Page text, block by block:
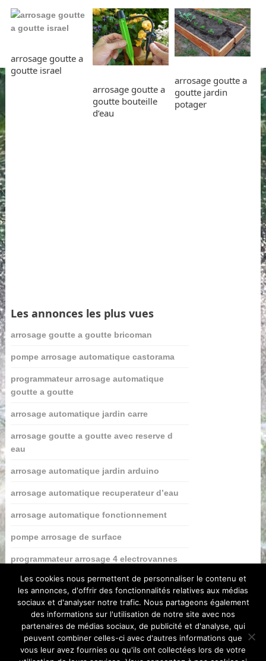
arrosage goutte a
goutte israel
arrosage goutte a
goutte bouteille
d’eau
arrosage goutte a
goutte jardin
potager
Les annonces les plus vues
arrosage goutte a goutte bricoman
pompe arrosage automatique castorama
programmateur arrosage automatique
goutte a goutte
arrosage automatique jardin carre
arrosage goutte a goutte avec reserve d
eau
arrosage automatique jardin arduino
arrosage automatique recuperateur d’eau
arrosage automatique fonctionnement
pompe arrosage de surface
programmateur arrosage 4 electrovannes
Les cookies nous permettent de personnaliser le contenu et
les annonces, d'offrir des fonctionnalités relatives aux médias
sociaux et d'analyser notre trafic. Nous partageons également
des informations sur l'utilisation de notre site avec nos
partenaires de médias sociaux, de publicité et d'analyse, qui
peuvent combiner celles-ci avec d'autres informations que
vous leur avez fournies ou qu'ils ont collectées lors de votre